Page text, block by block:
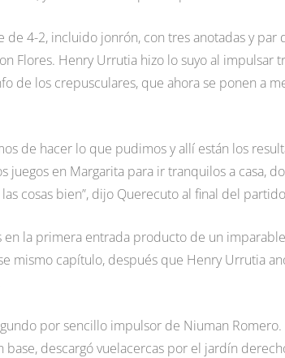
de 4-2, incluido jonrón, con tres anotadas y
Flores. Henry Urrutia hizo lo suyo al impulsar
de los crepusculares, que ahora se ponen a
de hacer lo que pudimos y allí están los
juegos en Margarita para ir tranquilos a casa,
cosas bien”, dijo Querecuto al final del
la primera entrada producto de un
mismo capítulo, después que Henry Urrutia
por sencillo impulsor de Niuman
descargó vuelacercas por el jardín